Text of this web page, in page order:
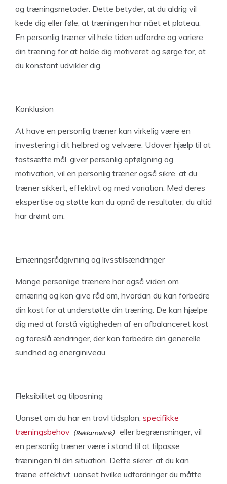
og træningsmetoder. Dette betyder, at du aldrig vil
kede dig eller føle, at træningen har nået et plateau.
En personlig træner vil hele tiden udfordre og variere
din træning for at holde dig motiveret og sørge for, at
du konstant udvikler dig.
Konklusion
At have en personlig træner kan virkelig være en
investering i dit helbred og velvære. Udover hjælp til at
fastsætte mål, giver personlig opfølgning og
motivation, vil en personlig træner også sikre, at du
træner sikkert, effektivt og med variation. Med deres
ekspertise og støtte kan du opnå de resultater, du altid
har drømt om.
Ernæringsrådgivning og livsstilsændringer
Mange personlige trænere har også viden om
ernæring og kan give råd om, hvordan du kan forbedre
din kost for at understøtte din træning. De kan hjælpe
dig med at forstå vigtigheden af en afbalanceret kost
og foreslå ændringer, der kan forbedre din generelle
sundhed og energiniveau.
Fleksibilitet og tilpasning
Uanset om du har en travl tidsplan, specifikke
træningsbehov
eller begrænsninger, vil
en personlig træner være i stand til at tilpasse
træningen til din situation. Dette sikrer, at du kan
træne effektivt, uanset hvilke udfordringer du måtte